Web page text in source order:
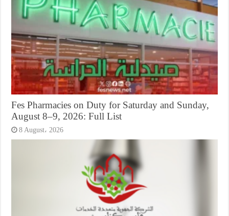
Fes Pharmacies on Duty for Saturday and Sunday,
August 8–9, 2026: Full List
8 August، 2026